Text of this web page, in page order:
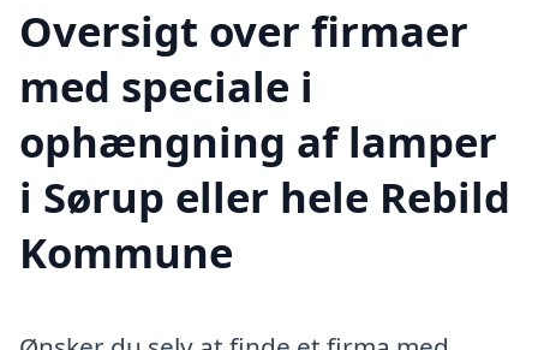
Oversigt over firmaer
med speciale i
ophængning af lamper
i Sørup eller hele Rebild
Kommune